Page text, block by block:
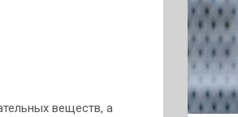
веществ, а